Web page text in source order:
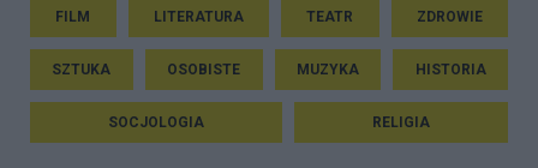
FILM LITERATURA TEATR ZDROWIE
SZTUKA OSOBISTE MUZYKA HISTORIA
SOCJOLOGIA RELIGIA